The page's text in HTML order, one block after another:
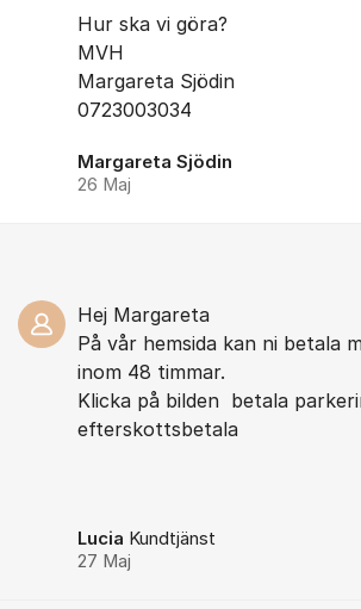
Hur ska vi göra?
MVH
Margareta Sjödin
0723003034
Margareta Sjödin
26 Maj
Hej Margareta
På vår hemsida kan ni betala
inom 48 timmar.
Klicka på bilden betala
efterskottsbetala
Lucia Kundtjänst
27 Maj